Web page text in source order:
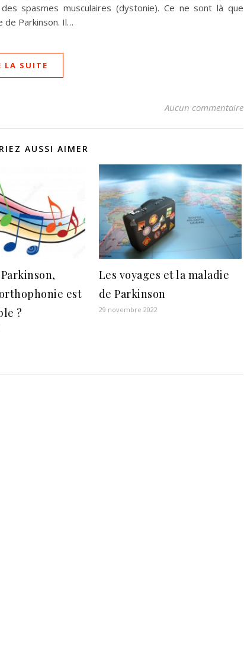
spasmes musculaires (dystonie). Ce ne sont là que
de Parkinson. Il…
LA SUITE
Aucun commentaire
AUSSI AIMER
est
?
Les voyages et la maladie
de Parkinson
29 novembre 2022